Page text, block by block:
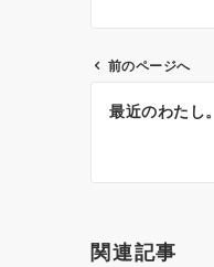
投
ゲ
前のページへ
最近のわたし。
関連記事